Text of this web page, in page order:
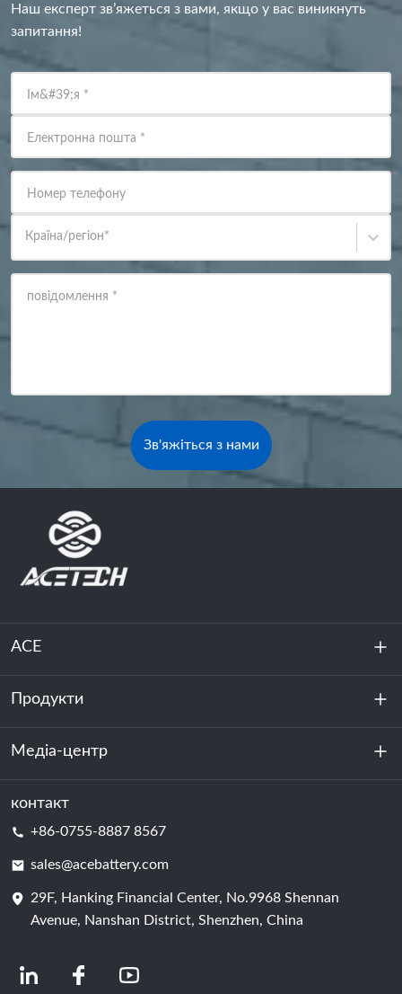
Наш експерт зв’яжеться з вами, якщо у вас виникнуть
запитання!
Ім&#39;я *
Електронна пошта *
Номер телефону
Країна/регіон*
повідомлення *
Зв'яжіться з нами
ACE
Про нас
Стійкість
Продукти
Зберігання енергії
Центр обробки даних та серверна кімната
Елемент батареї
Медіа-центр
Новини
контакт
+86-0755-8887 8567
sales@acebattery.com
29F, Hanking Financial Center, No.9968 Shennan
Avenue, Nanshan District, Shenzhen, China